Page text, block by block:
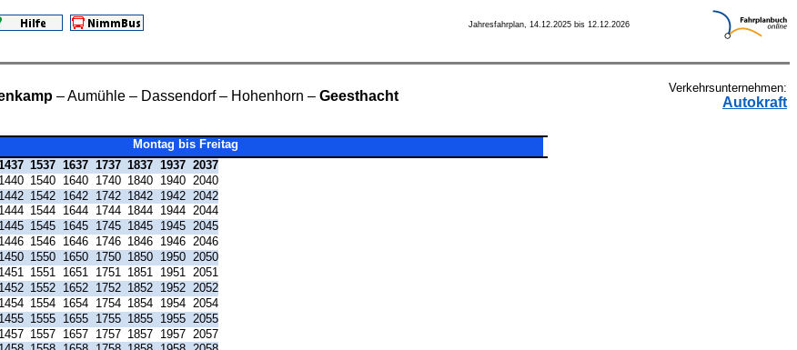
Jahresfahrplan, 14.12.2025 bis 12.12.2026
– Aumühle – Dassendorf – Hohenhorn – Geesthacht
Verkehrsunternehmen:
Autokraft
Montag bis Freitag
1537 1637 1737 1837 1937 2037
1440 1540 1640 1740 1840 1940 2040
1442 1542 1642 1742 1842 1942 2042
1444 1544 1644 1744 1844 1944 2044
1445 1545 1645 1745 1845 1945 2045
1446 1546 1646 1746 1846 1946 2046
1450 1550 1650 1750 1850 1950 2050
1451 1551 1651 1751 1851 1951 2051
1452 1552 1652 1752 1852 1952 2052
1454 1554 1654 1754 1854 1954 2054
1455 1555 1655 1755 1855 1955 2055
1457 1557 1657 1757 1857 1957 2057